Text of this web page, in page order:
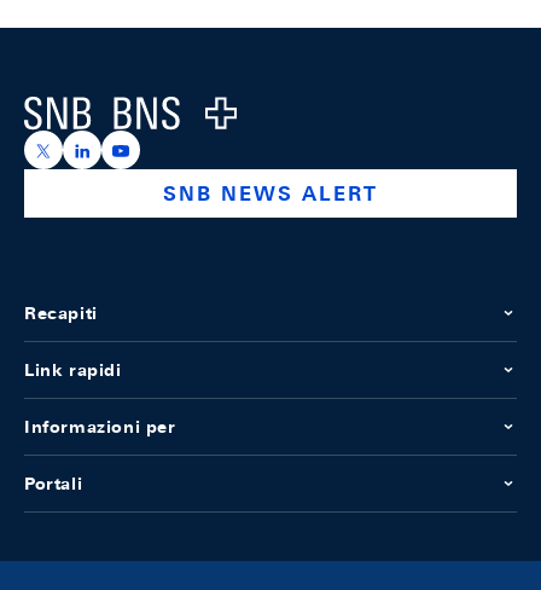
Logo
https://x.com/snb_bns
https://ch.linkedin.com/company/swiss-national-
https://www.youtube.com/@swissnationalbank
SNB NEWS ALERT
Recapiti
Link rapidi
Informazioni per
Portali